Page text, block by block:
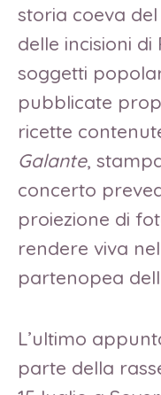
storia coeva
delle incisioni di
soggetti
pubblicate
ricette
Galante,
concerto
proiezione di
rendere viva
partenopea
L’ultimo
parte della